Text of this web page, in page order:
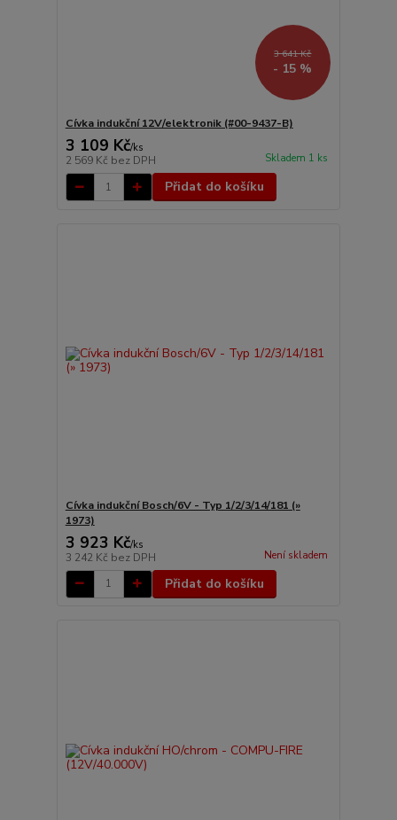
3 641 Kč
- 15 %
Cívka indukční 12V/elektronik (#00-9437-B)
3 109 Kč/ks
2 569 Kč bez DPH Skladem 1 ks
Přidat do košíku
Cívka indukční Bosch/6V - Typ 1/2/3/14/181 (»
1973)
3 923 Kč/ks
3 242 Kč bez DPH Není skladem
Přidat do košíku